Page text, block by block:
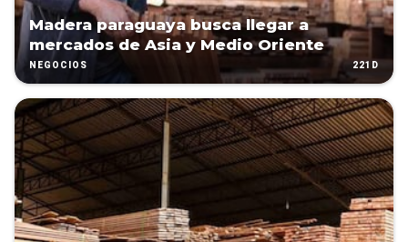
Madera paraguaya busca llegar a
mercados de Asia y Medio Oriente
NEGOCIOS 221D